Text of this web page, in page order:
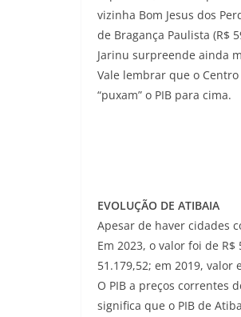
vizinha Bom Jesus dos
de Bragança Paulista (R$
Jarinu surpreende ainda
Vale lembrar que o
“puxam” o PIB para cima.
EVOLUÇÃO DE ATIBAIA
Apesar de haver cidades
Em 2023, o valor foi de R$
51.179,52; em 2019, valor
O PIB a preços correntes
significa que o PIB de